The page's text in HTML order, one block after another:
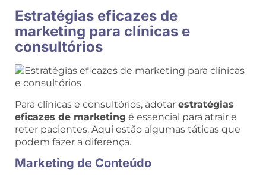
Estratégias eficazes de
marketing para clínicas e
consultórios
Para clínicas e consultórios, adotar estratégias
eficazes de marketing é essencial para atrair e
reter pacientes. Aqui estão algumas táticas que
podem fazer a diferença.
Marketing de Conteúdo